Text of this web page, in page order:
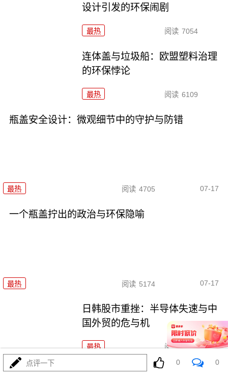
设计引发的环保闹剧
最热 阅读 7054
连体盖与垃圾船：欧盟塑料治理
的环保悖论
最热 阅读 6109
瓶盖安全设计：微观细节中的守护与防错
最热 阅读 4705 07-17
一个瓶盖拧出的政治与环保隐喻
最热 阅读 5174 07-17
日韩股市重挫：半导体失速与中
国外贸的危与机
最热 阅读 6968
日韩股市重挫：全球资本市场的多米诺骨牌效应
点评一下 0 0